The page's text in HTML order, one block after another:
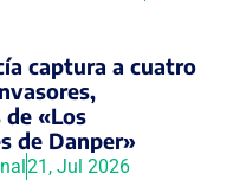
captura a cuatro
«Los
de Danper»
21, Jul 2026